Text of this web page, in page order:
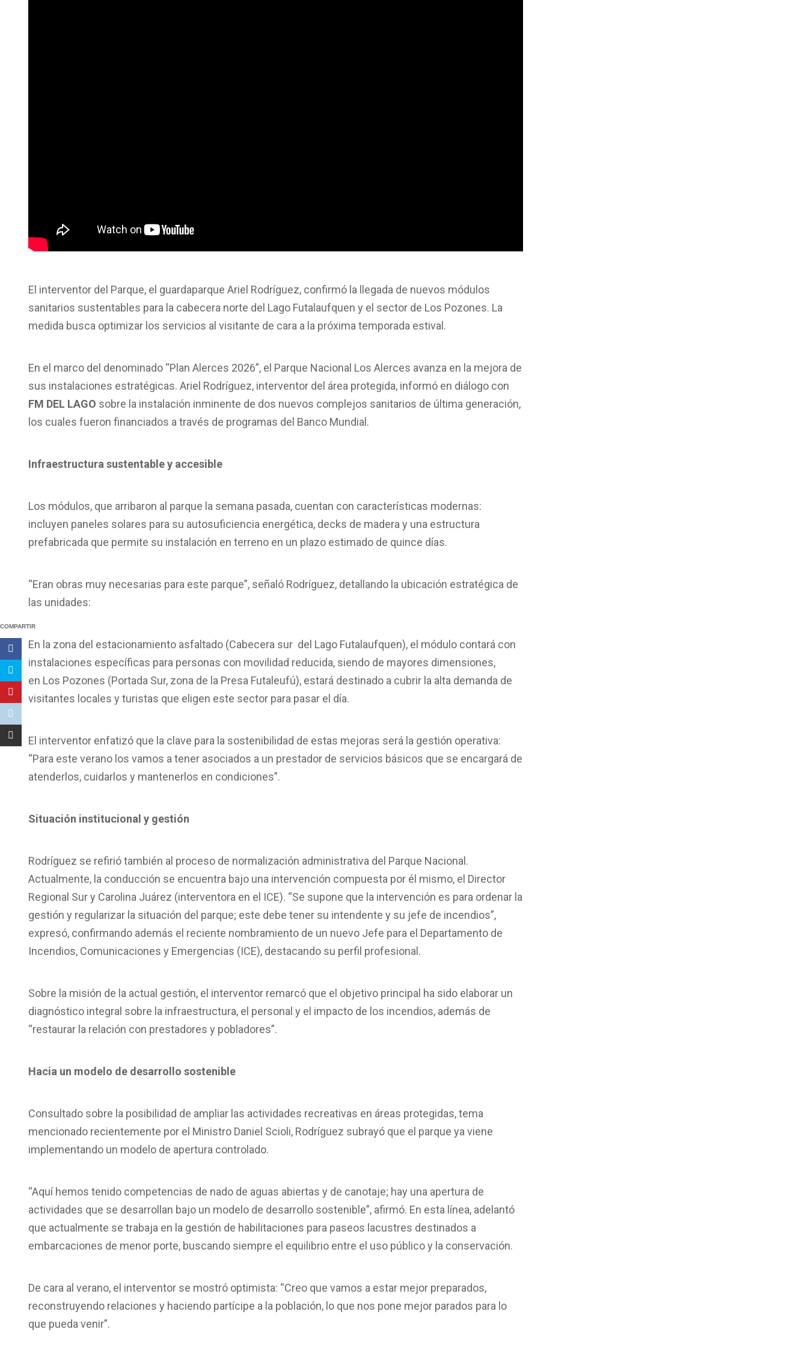
COMPARTIR
El interventor del Parque, el guardaparque Ariel Rodríguez, confirmó la llegada de nuevos módulos
sanitarios sustentables para la cabecera norte del Lago Futalaufquen y el sector de Los Pozones. La
medida busca optimizar los servicios al visitante de cara a la próxima temporada estival.
En el marco del denominado “Plan Alerces 2026”, el Parque Nacional Los Alerces avanza en la mejora de
sus instalaciones estratégicas. Ariel Rodríguez, interventor del área protegida, informó en diálogo con
FM DEL LAGO sobre la instalación inminente de dos nuevos complejos sanitarios de última generación,
los cuales fueron financiados a través de programas del Banco Mundial.
Infraestructura sustentable y accesible
Los módulos, que arribaron al parque la semana pasada, cuentan con características modernas:
incluyen paneles solares para su autosuficiencia energética, decks de madera y una estructura
prefabricada que permite su instalación en terreno en un plazo estimado de quince días.
“Eran obras muy necesarias para este parque”, señaló Rodríguez, detallando la ubicación estratégica de
las unidades:
En la zona del estacionamiento asfaltado (Cabecera sur del Lago Futalaufquen), el módulo contará con
instalaciones específicas para personas con movilidad reducida, siendo de mayores dimensiones,
en Los Pozones (Portada Sur, zona de la Presa Futaleufú), estará destinado a cubrir la alta demanda de
visitantes locales y turistas que eligen este sector para pasar el día.
El interventor enfatizó que la clave para la sostenibilidad de estas mejoras será la gestión operativa:
“Para este verano los vamos a tener asociados a un prestador de servicios básicos que se encargará de
atenderlos, cuidarlos y mantenerlos en condiciones”.
Situación institucional y gestión
Rodríguez se refirió también al proceso de normalización administrativa del Parque Nacional.
Actualmente, la conducción se encuentra bajo una intervención compuesta por él mismo, el Director
Regional Sur y Carolina Juárez (interventora en el ICE). “Se supone que la intervención es para ordenar la
gestión y regularizar la situación del parque; este debe tener su intendente y su jefe de incendios”,
expresó, confirmando además el reciente nombramiento de un nuevo Jefe para el Departamento de
Incendios, Comunicaciones y Emergencias (ICE), destacando su perfil profesional.
Sobre la misión de la actual gestión, el interventor remarcó que el objetivo principal ha sido elaborar un
diagnóstico integral sobre la infraestructura, el personal y el impacto de los incendios, además de
“restaurar la relación con prestadores y pobladores”.
Hacia un modelo de desarrollo sostenible
Consultado sobre la posibilidad de ampliar las actividades recreativas en áreas protegidas, tema
mencionado recientemente por el Ministro Daniel Scioli, Rodríguez subrayó que el parque ya viene
implementando un modelo de apertura controlado.
“Aquí hemos tenido competencias de nado de aguas abiertas y de canotaje; hay una apertura de
actividades que se desarrollan bajo un modelo de desarrollo sostenible”, afirmó. En esta línea, adelantó
que actualmente se trabaja en la gestión de habilitaciones para paseos lacustres destinados a
embarcaciones de menor porte, buscando siempre el equilibrio entre el uso público y la conservación.
De cara al verano, el interventor se mostró optimista: “Creo que vamos a estar mejor preparados,
reconstruyendo relaciones y haciendo partícipe a la población, lo que nos pone mejor parados para lo
que pueda venir”.